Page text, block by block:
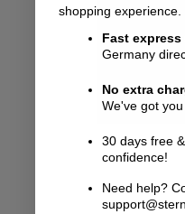
Naos
(15)
shopping experience.
Fast
Germany
No extra
We've got
30 days free
confidence!
Need help?